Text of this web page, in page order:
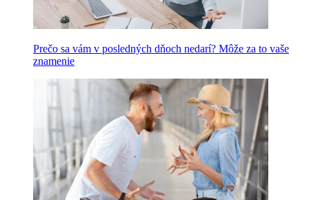
Prečo sa vám v posledných dňoch nedarí? Môže za to vaše
znamenie